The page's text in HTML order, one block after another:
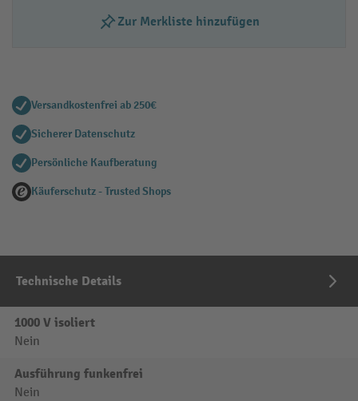
Zur Merkliste hinzufügen
Versandkostenfrei ab 250€
Sicherer Datenschutz
Persönliche Kaufberatung
Käuferschutz - Trusted Shops
Technische Details
1000 V isoliert
Nein
Ausführung funkenfrei
Nein